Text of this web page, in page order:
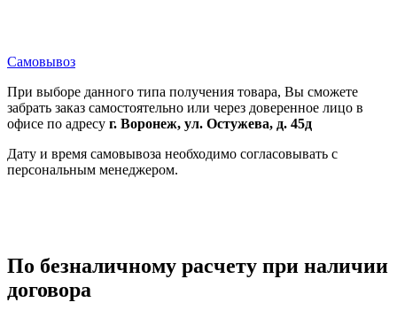
Самовывоз
При выборе данного типа получения товара, Вы сможете
забрать заказ самостоятельно или через доверенное лицо в
офисе по адресу г. Воронеж, ул. Остужева, д. 45д
Дату и время самовывоза необходимо согласовывать с
персональным менеджером.
По безналичному расчету при наличии
договора